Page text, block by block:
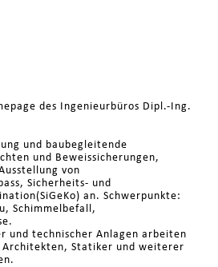
des Ingenieurbüros Dipl.-Ing.
und baubegleitende
und Beweissicherungen,
von
Sicherheits- und
an. Schwerpunkte:
Schimmelbefall,
und technischer Anlagen arbeiten
Statiker und weiterer